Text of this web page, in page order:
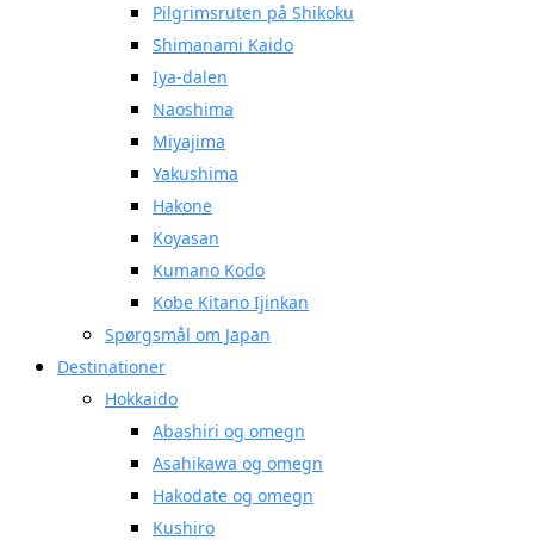
Pilgrimsruten på Shikoku
Shimanami Kaido
Iya-dalen
Naoshima
Miyajima
Yakushima
Hakone
Koyasan
Kumano Kodo
Kobe Kitano Ijinkan
Spørgsmål om Japan
Destinationer
Hokkaido
Abashiri og omegn
Asahikawa og omegn
Hakodate og omegn
Kushiro